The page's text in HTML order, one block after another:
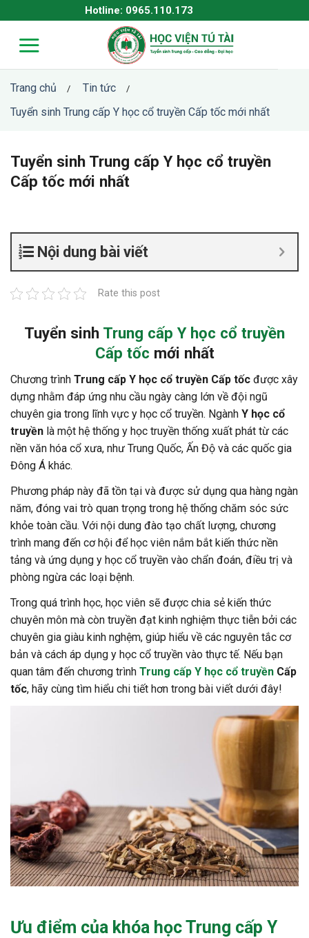
to
content
Hotline: 0965.110.173
Trang chủ / Tin tức /
Tuyển sinh Trung cấp Y học cổ truyền Cấp tốc mới nhất
Tuyển sinh Trung cấp Y học cổ truyền
Cấp tốc mới nhất
Nội dung bài viết
Rate this post
Tuyển sinh Trung cấp Y học cổ truyền
Cấp tốc mới nhất
Chương trình Trung cấp Y học cổ truyền Cấp tốc được xây
dựng nhằm đáp ứng nhu cầu ngày càng lớn về đội ngũ
chuyên gia trong lĩnh vực y học cổ truyền. Ngành Y học cổ
truyền là một hệ thống y học truyền thống xuất phát từ các
nền văn hóa cổ xưa, như Trung Quốc, Ấn Độ và các quốc gia
Đông Á khác.
Phương pháp này đã tồn tại và được sử dụng qua hàng ngàn
năm, đóng vai trò quan trọng trong hệ thống chăm sóc sức
khỏe toàn cầu. Với nội dung đào tạo chất lượng, chương
trình mang đến cơ hội để học viên nắm bắt kiến thức nền
tảng và ứng dụng y học cổ truyền vào chẩn đoán, điều trị và
phòng ngừa các loại bệnh.
Trong quá trình học, học viên sẽ được chia sẻ kiến thức
chuyên môn mà còn truyền đạt kinh nghiệm thực tiễn bởi các
chuyên gia giàu kinh nghệm, giúp hiểu về các nguyên tắc cơ
bản và cách áp dụng y học cổ truyền vào thực tế. Nếu bạn
quan tâm đến chương trình Trung cấp Y học cổ truyền Cấp
tốc, hãy cùng tìm hiểu chi tiết hơn trong bài viết dưới đây!
Ưu điểm của khóa họcTrung cấp Y